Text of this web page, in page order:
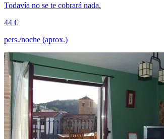
Todavía no se te cobrará nada.
44 €
pers./noche (aprox.)